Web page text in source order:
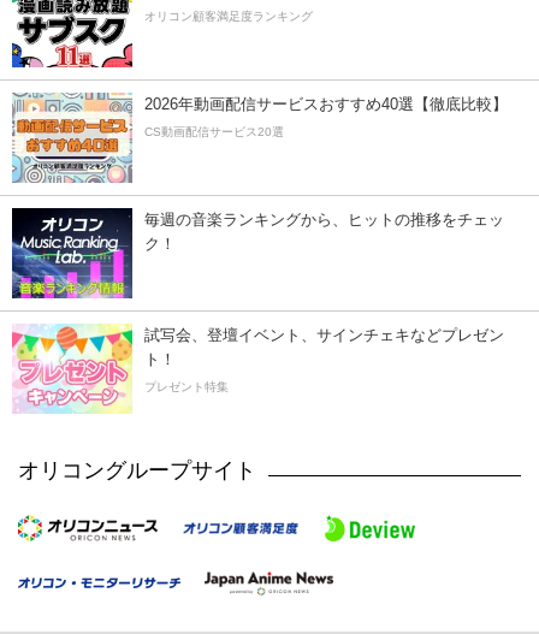
オリコン顧客満足度ランキング
2026年動画配信サービスおすすめ40選【徹底比較】
CS動画配信サービス20選
毎週の音楽ランキングから、ヒットの推移をチェッ
ク！
試写会、登壇イベント、サインチェキなどプレゼン
ト！
プレゼント特集
オリコングループサイト